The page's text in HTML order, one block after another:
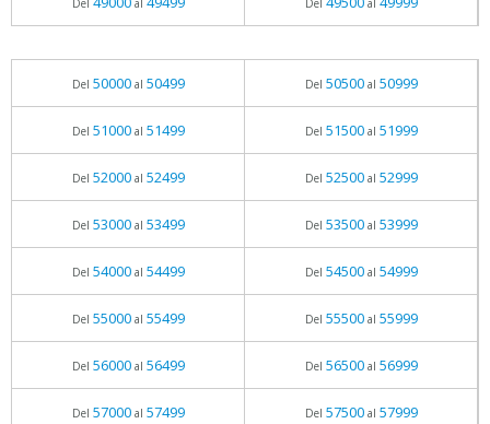
Del al Del al
Del 50000al 50499 Del 50500al 50999
Del 51000al 51499 Del 51500al 51999
Del 52000al 52499 Del 52500al 52999
Del 53000al 53499 Del 53500al 53999
Del 54000al 54499 Del 54500al 54999
Del 55000al 55499 Del 55500al 55999
Del 56000al 56499 Del 56500al 56999
Del 57000al 57499 Del 57500al 57999